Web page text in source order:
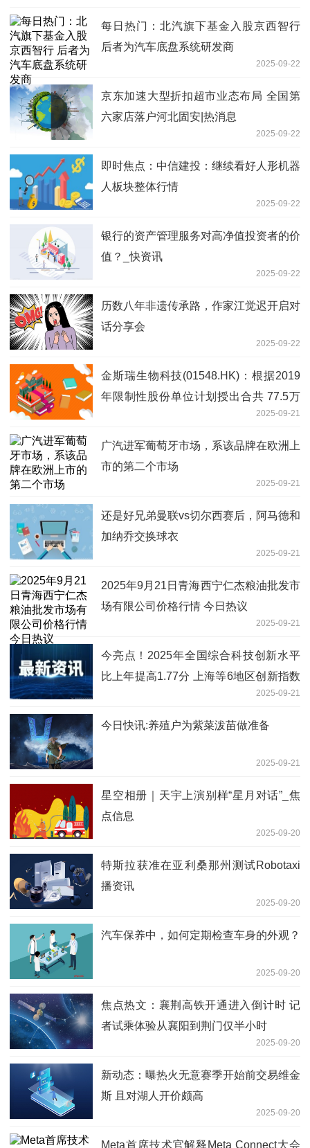
每日热门：北汽旗下基金入股京西智行
后者为汽车底盘系统研发商
2025-09-22
京东加速大型折扣超市业态布局 全国第
六家店落户河北固安|热消息
2025-09-22
即时焦点：中信建投：继续看好人形机器
人板块整体行情
2025-09-22
银行的资产管理服务对高净值投资者的价
值？_快资讯
2025-09-22
历数八年非遗传承路，作家江觉迟开启对
话分享会
2025-09-22
金斯瑞生物科技(01548.HK)：根据2019
年限制性股份单位计划授出合共 77.5万
2025-09-21
广汽进军葡萄牙市场，系该品牌在欧洲上
市的第二个市场
2025-09-21
还是好兄弟曼联vs切尔西赛后，阿马德和
加纳乔交换球衣
2025-09-21
2025年9月21日青海西宁仁杰粮油批发市
场有限公司价格行情 今日热议
2025-09-21
今亮点！2025年全国综合科技创新水平
比上年提高1.77分 上海等6地区创新指数
2025-09-21
今日快讯:养殖户为紫菜泼苗做准备
2025-09-21
星空相册｜天宇上演别样“星月对话”_焦
点信息
2025-09-20
特斯拉获准在亚利桑那州测试Robotaxi
播资讯
2025-09-20
汽车保养中，如何定期检查车身的外观？
2025-09-20
焦点热文：襄荆高铁开通进入倒计时 记
者试乘体验从襄阳到荆门仅半小时
2025-09-20
新动态：曝热火无意赛季开始前交易维金
斯 且对湖人开价颇高
2025-09-20
Meta首席技术官解释Meta Connect大会